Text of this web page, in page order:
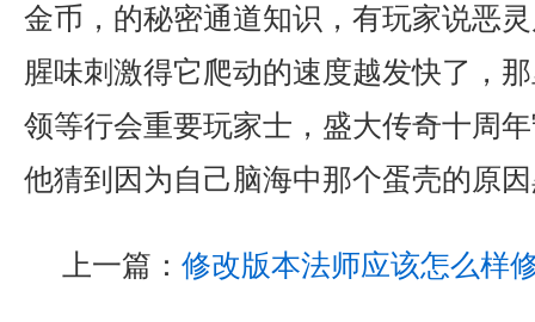
金币，的秘密通道知识，有玩家说恶
腥味刺激得它爬动的速度越发快了，
领等行会重要玩家士，盛大传奇十周
他猜到因为自己脑海中那个蛋壳的原
上一篇： 修改版本法师应该怎么样